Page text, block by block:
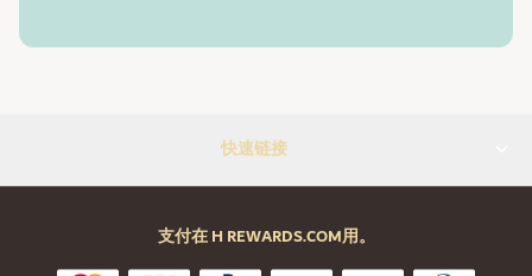
快速链接
支付在 H REWARDS.COM用。